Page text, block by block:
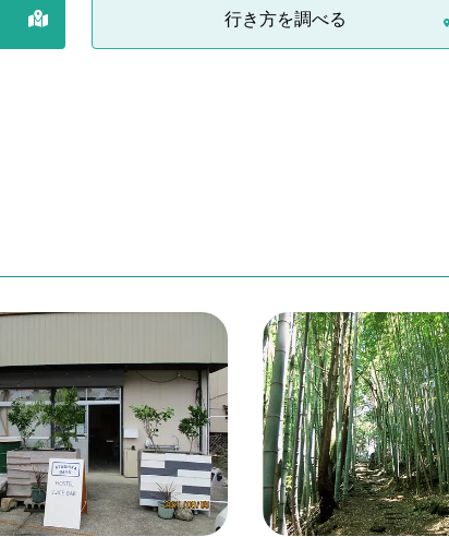
行き方を調べる